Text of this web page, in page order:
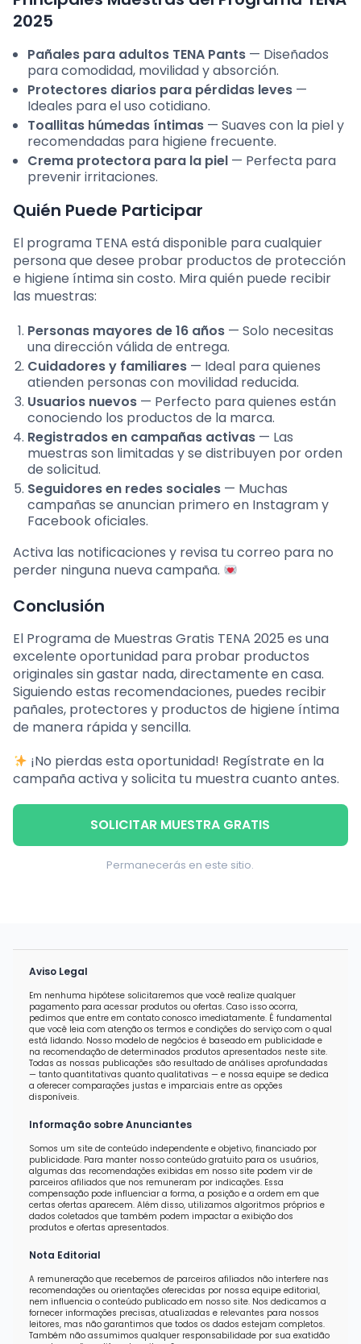
2025
Pañales para adultos TENA Pants — Diseñados
para comodidad, movilidad y absorción.
Protectores diarios para pérdidas leves —
Ideales para el uso cotidiano.
Toallitas húmedas íntimas — Suaves con la piel y
recomendadas para higiene frecuente.
Crema protectora para la piel — Perfecta para
prevenir irritaciones.
Quién Puede Participar
El programa TENA está disponible para cualquier
persona que desee probar productos de protección
e higiene íntima sin costo. Mira quién puede recibir
las muestras:
Personas mayores de 16 años — Solo necesitas
una dirección válida de entrega.
Cuidadores y familiares — Ideal para quienes
atienden personas con movilidad reducida.
Usuarios nuevos — Perfecto para quienes están
conociendo los productos de la marca.
Registrados en campañas activas — Las
muestras son limitadas y se distribuyen por orden
de solicitud.
Seguidores en redes sociales — Muchas
campañas se anuncian primero en Instagram y
Facebook oficiales.
Activa las notificaciones y revisa tu correo para no
perder ninguna nueva campaña.
Conclusión
El Programa de Muestras Gratis TENA 2025 es una
excelente oportunidad para probar productos
originales sin gastar nada, directamente en casa.
Siguiendo estas recomendaciones, puedes recibir
pañales, protectores y productos de higiene íntima
de manera rápida y sencilla.
¡No pierdas esta oportunidad! Regístrate en la
campaña activa y solicita tu muestra cuanto antes.
SOLICITAR MUESTRA GRATIS
Permanecerás en este sitio.
Aviso Legal
Em nenhuma hipótese solicitaremos que você realize qualquer
pagamento para acessar produtos ou ofertas. Caso isso ocorra,
pedimos que entre em contato conosco imediatamente. É fundamental
que você leia com atenção os termos e condições do serviço com o qual
está lidando. Nosso modelo de negócios é baseado em publicidade e
na recomendação de determinados produtos apresentados neste site.
Todas as nossas publicações são resultado de análises aprofundadas
— tanto quantitativas quanto qualitativas — e nossa equipe se dedica
a oferecer comparações justas e imparciais entre as opções
disponíveis.
Informação sobre Anunciantes
Somos um site de conteúdo independente e objetivo, financiado por
publicidade. Para manter nosso conteúdo gratuito para os usuários,
algumas das recomendações exibidas em nosso site podem vir de
parceiros afiliados que nos remuneram por indicações. Essa
compensação pode influenciar a forma, a posição e a ordem em que
certas ofertas aparecem. Além disso, utilizamos algoritmos próprios e
dados coletados que também podem impactar a exibição dos
produtos e ofertas apresentados.
Nota Editorial
A remuneração que recebemos de parceiros afiliados não interfere nas
recomendações ou orientações oferecidas por nossa equipe editorial,
nem influencia o conteúdo publicado em nosso site. Nos dedicamos a
fornecer informações precisas, atualizadas e relevantes para nossos
leitores, mas não garantimos que todos os dados estejam completos.
Também não assumimos qualquer responsabilidade por sua exatidão